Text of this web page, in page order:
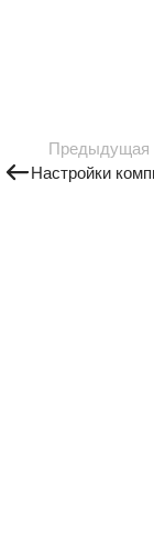
Предыдущая
Настройки